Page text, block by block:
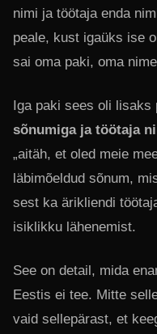
nimi ja töötaja enda
peale, kust igaüks ise
sai oma paki, oma
Iga paki sees oli lisaks
sõnumiga ja töötaja
„aitäh, et oled meie
läbimõeldud sõnum,
sest ka ärikliendi
isiklikku lähenemist.
See on detail, mida
Eestis ei tee. Mitte
vaid sellepärast, et